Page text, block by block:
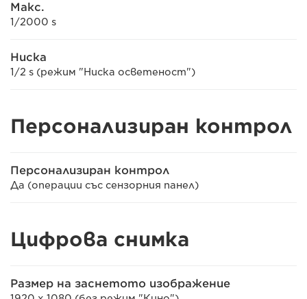
Макс.
1/2000 s
Ниска
1/2 s (режим "Ниска осветеност")
Персонализиран контрол
Персонализиран контрол
Да (операции със сензорния панел)
Цифрова снимка
Размер на заснетото изображение